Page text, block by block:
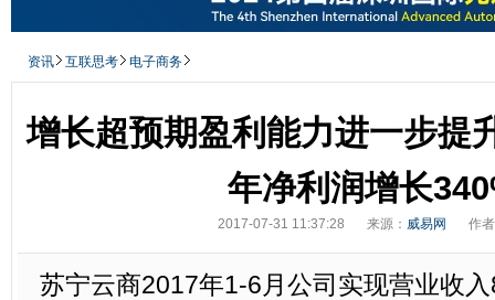
资讯 互联思考 电子商务
增长超预期盈利能力进一步提
年净利润增长
2017-07-31 11:37:28 来源： 威易网 作
苏宁云商2017年1-6月公司实现营业收